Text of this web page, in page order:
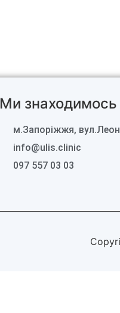
Ми знаходимось
м.Запоріжжя,
info@ulis.clinic
097 557 03 03